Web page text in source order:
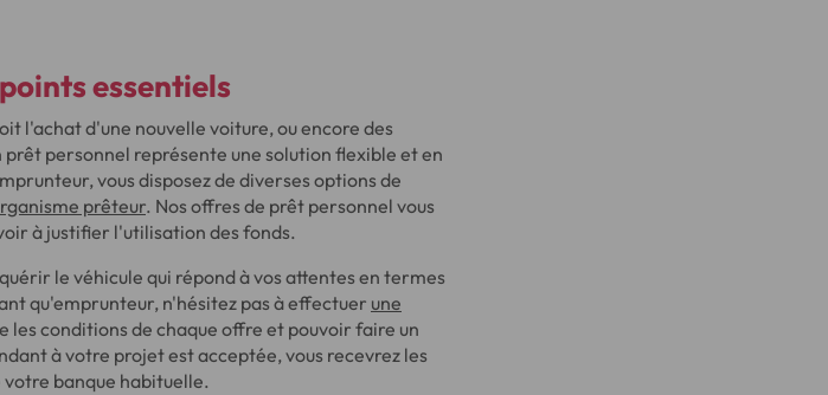
essentiels
l'achat d'une nouvelle voiture, ou encore des
personnel représente une solution flexible et en
vous disposez de diverses options de
prêteur. Nos offres de prêt personnel vous
à justifier l'utilisation des fonds.
le véhicule qui répond à vos attentes en termes
qu'emprunteur, n'hésitez pas à effectuer une
les conditions de chaque offre et pouvoir faire un
à votre projet est acceptée, vous recevrez les
banque habituelle.